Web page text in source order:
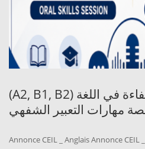
(A2, B1, B2) اختبار شهادة الكفاءة في اللغة
مهارات التعبير الشفهي
Annonce CEIL _ Anglais Annonce CEIL